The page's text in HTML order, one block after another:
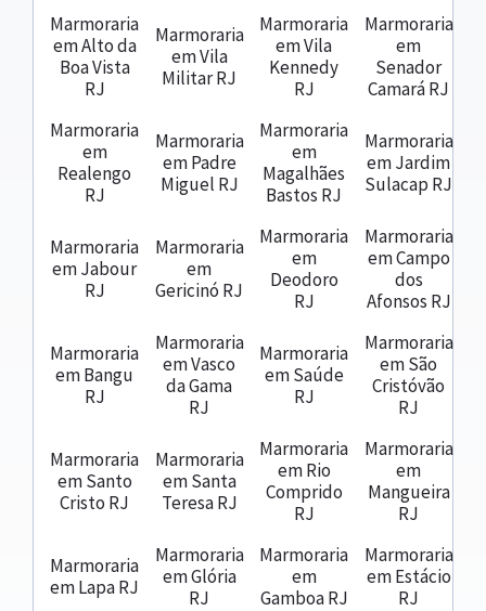
Marmoraria
em Alto da
Boa Vista
RJ
Marmoraria
em Vila
Militar RJ
Marmoraria
em Vila
Kennedy
RJ
Marmoraria
em
Senador
Camará RJ
Marmoraria
em
Realengo
RJ
Marmoraria
em Padre
Miguel RJ
Marmoraria
em
Magalhães
Bastos RJ
Marmoraria
em Jardim
Sulacap RJ
Marmoraria
em Jabour
RJ
Marmoraria
em
Gericinó RJ
Marmoraria
em
Deodoro
RJ
Marmoraria
em Campo
dos
Afonsos RJ
Marmoraria
em Bangu
RJ
Marmoraria
em Vasco
da Gama
RJ
Marmoraria
em Saúde
RJ
Marmoraria
em São
Cristóvão
RJ
Marmoraria
em Santo
Cristo RJ
Marmoraria
em Santa
Teresa RJ
Marmoraria
em Rio
Comprido
RJ
Marmoraria
em
Mangueira
RJ
Marmoraria
em Lapa RJ
Marmoraria
em Glória
RJ
Marmoraria
em
Gamboa RJ
Marmoraria
em Estácio
RJ